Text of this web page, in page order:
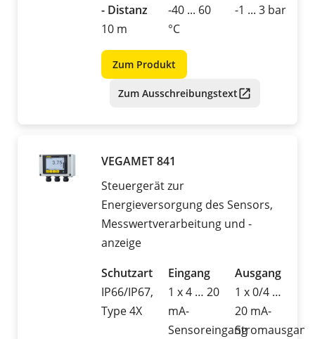
- Distanz
10 m
-40 ... 60
°C
-1 ... 3 bar
Zum Produkt
Zum Ausschreibungstext
VEGAMET 841
Steuergerät zur
Energieversorgung des Sensors,
Messwertverarbeitung und -
anzeige
Schutzart
IP66/IP67,
Type 4X
Eingang
1 x 4 … 20
mA-
Sensoreingang
Ausgang
1 x 0/4 …
20 mA-
Stromausgang